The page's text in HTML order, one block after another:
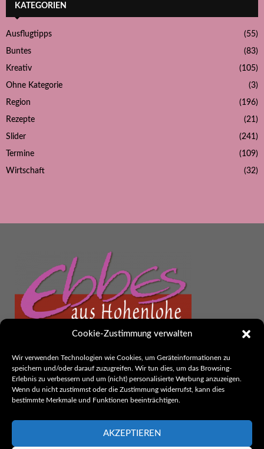
Cookie-Zustimmung verwalten
Wir verwenden Technologien wie Cookies, um Geräteinformationen zu
speichern und/oder darauf zuzugreifen. Wir tun dies, um das Browsing-
Erlebnis zu verbessern und um (nicht) personalisierte Werbung anzuzeigen.
Wenn du nicht zustimmst oder die Zustimmung widerrufst, kann dies
bestimmte Merkmale und Funktionen beeinträchtigen.
AKZEPTIEREN
KATEGORIEN
Ausflugtipps (55)
Buntes (83)
Kreativ (105)
Ohne Kategorie (3)
Region (196)
Rezepte (21)
Slider (241)
Termine (109)
Wirtschaft (32)
Ebbes aus Hohenlohe
Herausgeber:
thak. Werbung und Kommunikation
Rothenburger Str. 26
E-Mail:kontakt@ebbes-aus-hohenlohe.de